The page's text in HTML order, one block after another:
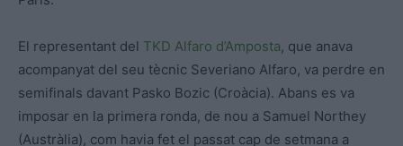
El representant del TKD Alfaro d’Amposta, que anava
acompanyat del seu tècnic Severiano Alfaro, va perdre en
semifinals davant Pasko Bozic (Croàcia). Abans es va
imposar en la primera ronda, de nou a Samuel Northey
(Austràlia), com havia fet el passat cap de setmana a